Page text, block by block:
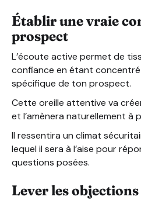
Établir une vraie
prospect
L’écoute active permet de
confiance en étant
spécifique de ton prospect.
Cette oreille attentive va
et l’amènera naturellement à
Il ressentira un climat
lequel il sera à l’aise pour
questions posées.
Lever les